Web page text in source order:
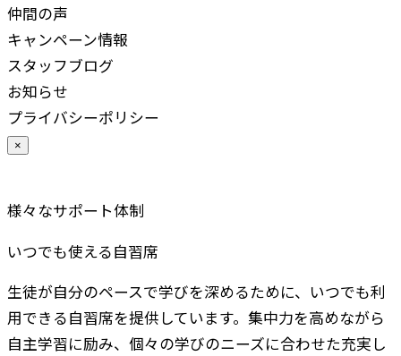
仲間の声
キャンペーン情報
スタッフブログ
お知らせ
プライバシーポリシー
×
様々なサポート体制
いつでも使える自習席
生徒が自分のペースで学びを深めるために、いつでも利
用できる自習席を提供しています。集中力を高めながら
自主学習に励み、個々の学びのニーズに合わせた充実し